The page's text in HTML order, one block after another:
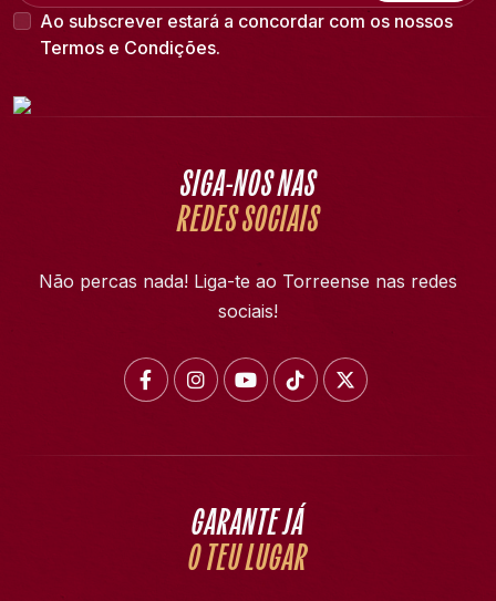
Ao subscrever estará a concordar com os nossos
Termos e Condições.
SIGA-NOS NAS
REDES SOCIAIS
Não percas nada! Liga-te ao Torreense nas redes
sociais!
GARANTE JÁ
O TEU LUGAR